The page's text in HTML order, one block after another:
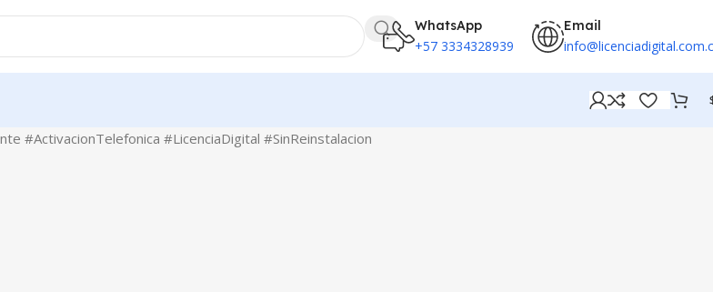
WhatsApp
+57 3334328939
Email
#ActivacionTelefonica #LicenciaDigital #SinReinstalacion